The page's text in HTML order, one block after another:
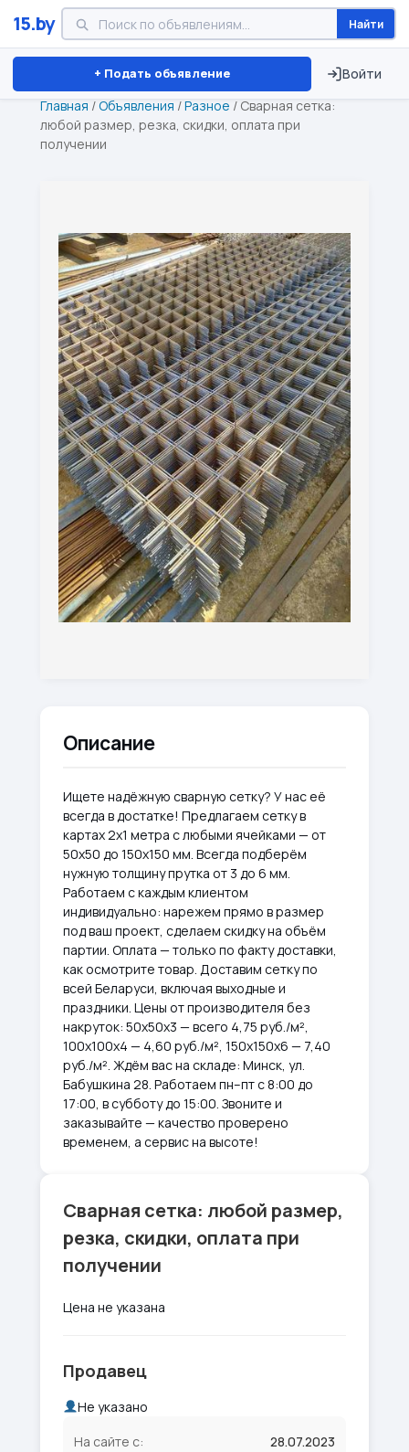
15.by Найти
+ Подать объявление Войти
Минск Витебск Брест ⏱ ТОЛЬКО 15 ДНЕЙ
Главная /Объявления /Разное / Сварная сетка:
любой размер, резка, скидки, оплата при
получении
Описание
Ищете надёжную сварную сетку? У нас её
всегда в достатке! Предлагаем сетку в
картах 2х1 метра с любыми ячейками — от
50х50 до 150х150 мм. Всегда подберём
нужную толщину прутка от 3 до 6 мм.
Работаем с каждым клиентом
индивидуально: нарежем прямо в размер
под ваш проект, сделаем скидку на объём
партии. Оплата — только по факту доставки,
как осмотрите товар. Доставим сетку по
всей Беларуси, включая выходные и
праздники. Цены от производителя без
накруток: 50х50х3 — всего 4,75 руб./м²,
100х100х4 — 4,60 руб./м², 150х150х6 — 7,40
руб./м². Ждём вас на складе: Минск, ул.
Бабушкина 28. Работаем пн–пт с 8:00 до
17:00, в субботу до 15:00. Звоните и
заказывайте — качество проверено
временем, а сервис на высоте!
Сварная сетка: любой размер,
резка, скидки, оплата при
получении
Цена не указана
Продавец
Не указано
На сайте с:
28.07.2023